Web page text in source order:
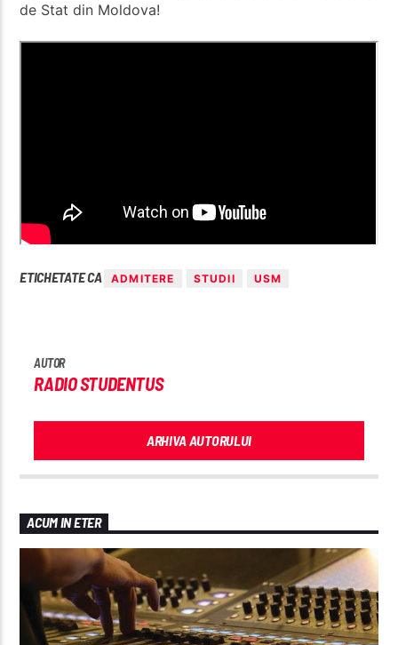
de Stat din Moldova!
ETICHETATE CA ADMITERE STUDII USM
AUTOR
RADIO STUDENTUS
ARHIVA AUTORULUI
ACUM IN ETER